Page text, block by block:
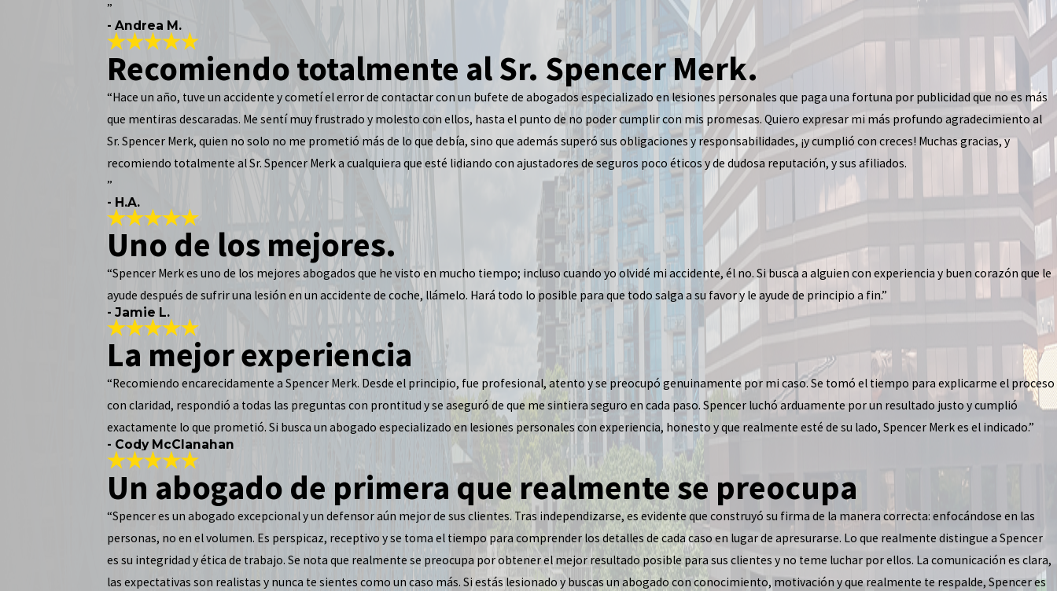
”
- Andrea M.
Recomiendo totalmente al Sr. Spencer Merk.
“Hace un año, tuve un accidente y cometí el error de contactar con un bufete de abogados especializado en lesiones personales que paga una fortuna por publicidad que no es más
que mentiras descaradas. Me sentí muy frustrado y molesto con ellos, hasta el punto de no poder cumplir con mis promesas. Quiero expresar mi más profundo agradecimiento al
Sr. Spencer Merk, quien no solo no me prometió más de lo que debía, sino que además superó sus obligaciones y responsabilidades, ¡y cumplió con creces! Muchas gracias, y
recomiendo totalmente al Sr. Spencer Merk a cualquiera que esté lidiando con ajustadores de seguros poco éticos y de dudosa reputación, y sus afiliados.
”
- H.A.
Uno de los mejores.
“Spencer Merk es uno de los mejores abogados que he visto en mucho tiempo; incluso cuando yo olvidé mi accidente, él no. Si busca a alguien con experiencia y buen corazón que le
ayude después de sufrir una lesión en un accidente de coche, llámelo. Hará todo lo posible para que todo salga a su favor y le ayude de principio a fin.”
- Jamie L.
La mejor experiencia
“Recomiendo encarecidamente a Spencer Merk. Desde el principio, fue profesional, atento y se preocupó genuinamente por mi caso. Se tomó el tiempo para explicarme el proceso
con claridad, respondió a todas las preguntas con prontitud y se aseguró de que me sintiera seguro en cada paso. Spencer luchó arduamente por un resultado justo y cumplió
exactamente lo que prometió. Si busca un abogado especializado en lesiones personales con experiencia, honesto y que realmente esté de su lado, Spencer Merk es el indicado.”
- Cody McClanahan
Un abogado de primera que realmente se preocupa
“Spencer es un abogado excepcional y un defensor aún mejor de sus clientes. Tras independizarse, es evidente que construyó su firma de la manera correcta: enfocándose en las
personas, no en el volumen. Es perspicaz, receptivo y se toma el tiempo para comprender los detalles de cada caso en lugar de apresurarse. Lo que realmente distingue a Spencer
es su integridad y ética de trabajo. Se nota que realmente se preocupa por obtener el mejor resultado posible para sus clientes y no teme luchar por ellos. La comunicación es clara,
las expectativas son realistas y nunca te sientes como un caso más. Si estás lesionado y buscas un abogado con conocimiento, motivación y que realmente te respalde, Spencer es